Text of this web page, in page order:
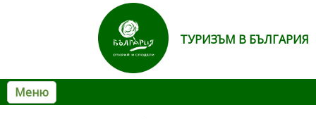
ТУРИЗЪМ В БЪЛГАРИЯ
Меню